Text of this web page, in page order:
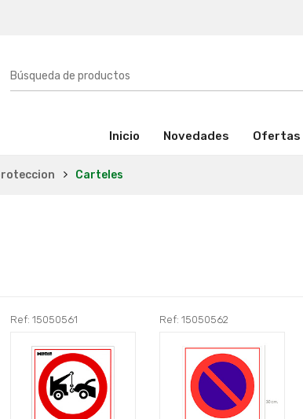
Inicio (activo)Novedades Ofertas
Carteles
Ref: 15050561 Ref: 15050562